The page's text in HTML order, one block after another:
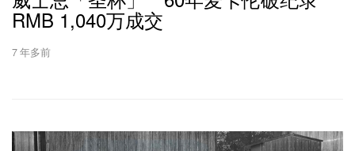
RMB 1,040万成交
7 年多前